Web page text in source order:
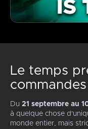
Le temps
Du 21 septembre au
à quelque chose
monde entier, mais